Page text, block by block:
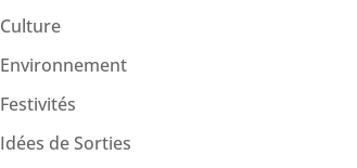
Culture
Environnement
Festivités
Idées de Sorties